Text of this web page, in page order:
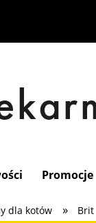
Promocje
dla kotów » Brit